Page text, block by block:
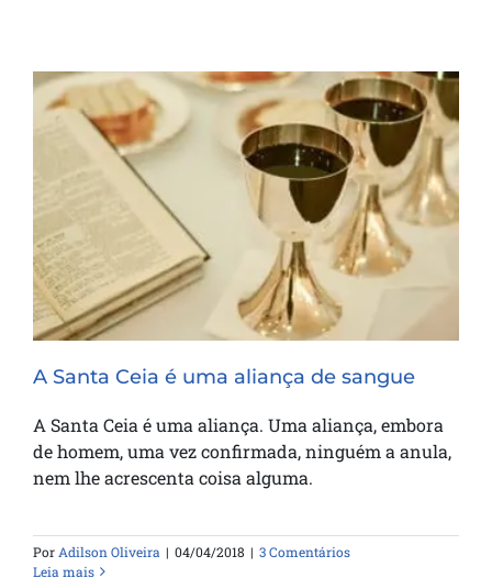
A Santa Ceia é uma aliança de sangue
A Santa Ceia é uma aliança de sangue
A Santa Ceia é uma aliança. Uma aliança, embora
de homem, uma vez confirmada, ninguém a anula,
nem lhe acrescenta coisa alguma.
Por Adilson Oliveira | 04/04/2018 | 3 Comentários
Leia mais